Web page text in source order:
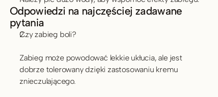
Odpowiedzi na najczęściej zadawane
pytania
Czy zabieg boli?
Zabieg może powodować lekkie ukłucia, ale jest
dobrze tolerowany dzięki zastosowaniu kremu
znieczulającego.